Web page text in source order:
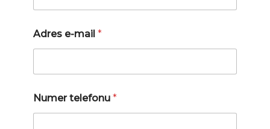
Adres e-mail *
Numer telefonu *